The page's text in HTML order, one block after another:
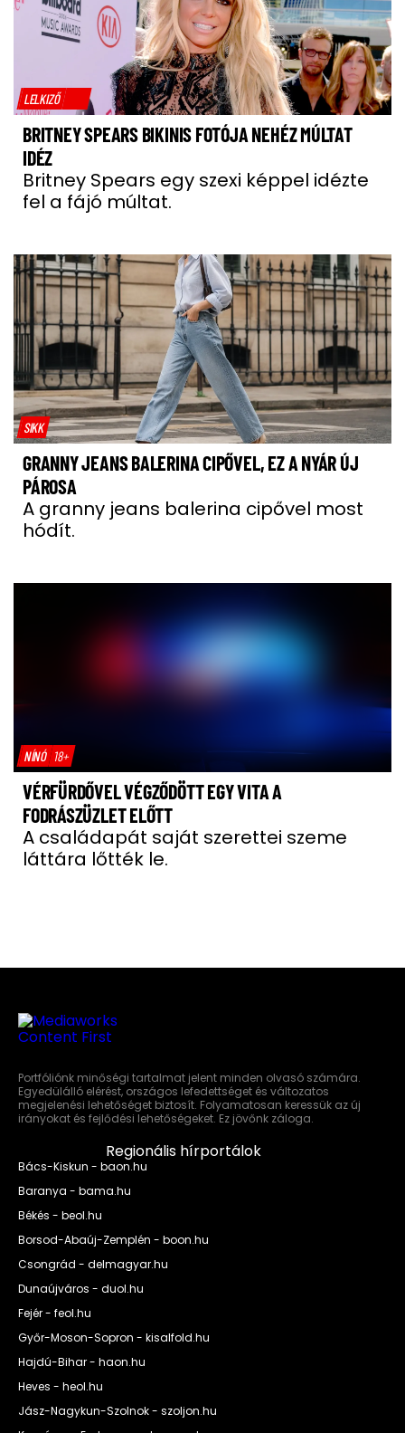
LELKIZŐ
BRITNEY SPEARS BIKINIS FOTÓJA NEHÉZ MÚLTAT
IDÉZ
Britney Spears egy szexi képpel idézte
fel a fájó múltat.
SIKK
GRANNY JEANS BALERINA CIPŐVEL, EZ A NYÁR ÚJ
PÁROSA
A granny jeans balerina cipővel most
hódít.
NÍNÓ 18+
VÉRFÜRDŐVEL VÉGZŐDÖTT EGY VITA A
FODRÁSZÜZLET ELŐTT
A családapát saját szerettei szeme
láttára lőtték le.
Portfóliónk minőségi tartalmat jelent minden olvasó számára.
Egyedülálló elérést, országos lefedettséget és változatos
megjelenési lehetőséget biztosít. Folyamatosan keressük az új
irányokat és fejlődési lehetőségeket. Ez jövőnk záloga.
Regionális hírportálok
Bács-Kiskun - baon.hu
Baranya - bama.hu
Békés - beol.hu
Borsod-Abaúj-Zemplén - boon.hu
Csongrád - delmagyar.hu
Dunaújváros - duol.hu
Fejér - feol.hu
Győr-Moson-Sopron - kisalfold.hu
Hajdú-Bihar - haon.hu
Heves - heol.hu
Jász-Nagykun-Szolnok - szoljon.hu